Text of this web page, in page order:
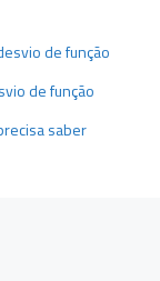
de função
de função
saber